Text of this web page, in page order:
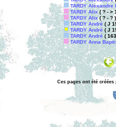
TARDY Alexandre
TARDY Alix( ? - >
TARDY Alix( ? - ? )
TARDY André( J
TARDY André( J
TARDY André (
TARDY Anna
Ces pages ont été